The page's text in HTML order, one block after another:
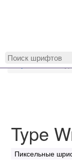
MyFonts.ru
Type
Пиксельные